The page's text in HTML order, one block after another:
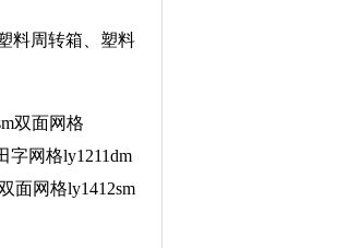
料周转箱、塑料
双面网格
字网格ly1211dm
面网格ly1412sm